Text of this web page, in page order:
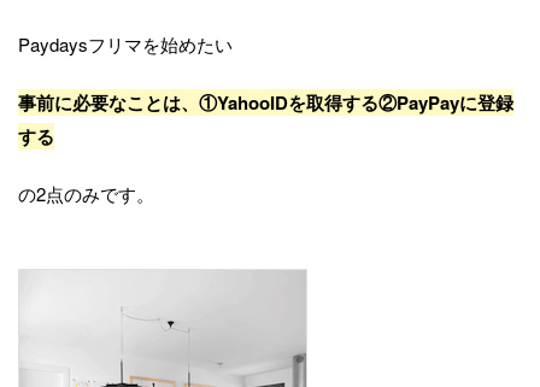
Paydaysフリマを始めたい
事前に必要なことは、①YahooIDを取得する②PayPayに登録
する
の2点のみです。